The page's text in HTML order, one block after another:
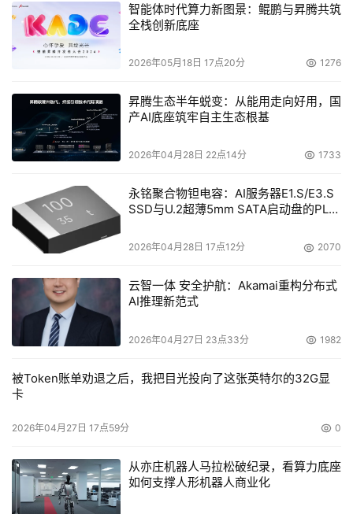
的“接收”或“同意”复选框。
8.背景筛选
背景筛选就是要认真地问雇员一些措词严格的问题，以
揭示其特定行为和态度的危险信号，例如：
·违规的或异常的工作经历：离开工作的可疑理由、长
·欺诈：在某些事实上(例如教育、以前的雇佣关系)的虚
伪陈述
·挫败、威信问题、猜疑、无力接受改变等
9.事件记录
安全事件记录提供了实时使用和活动的透明度。精确而
措施是至关重要的。获取访问的方法、访问范围和过去的活
险领域和服务的记录利用。
智能体时代算力新图景：鲲鹏与昇腾共筑
全栈创新底座
2026年05月18日 17点20分 1276
昇腾生态半年蜕变：从能用走向好用，国
产AI底座筑牢自主生态根基
2026年04月28日 22点14分 1733
永铭聚合物钽电容：AI服务器E1.S/E3.S
SSD与U.2超薄5mm SATA启动盘的PLP
2026年04月28日 17点12分 2070
云智一体 安全护航：Akamai重构分布式
AI推理新范式
2026年04月27日 23点33分 1982
被Token账单劝退之后，我把目光投向了这张英特尔的32G显
卡
2026年04月27日 17点59分 0
从亦庄机器人马拉松破纪录，看算力底座
如何支撑人形机器人商业化